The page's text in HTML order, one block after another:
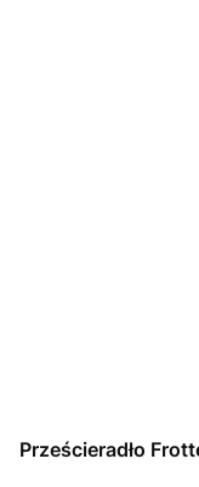
Prześcieradło